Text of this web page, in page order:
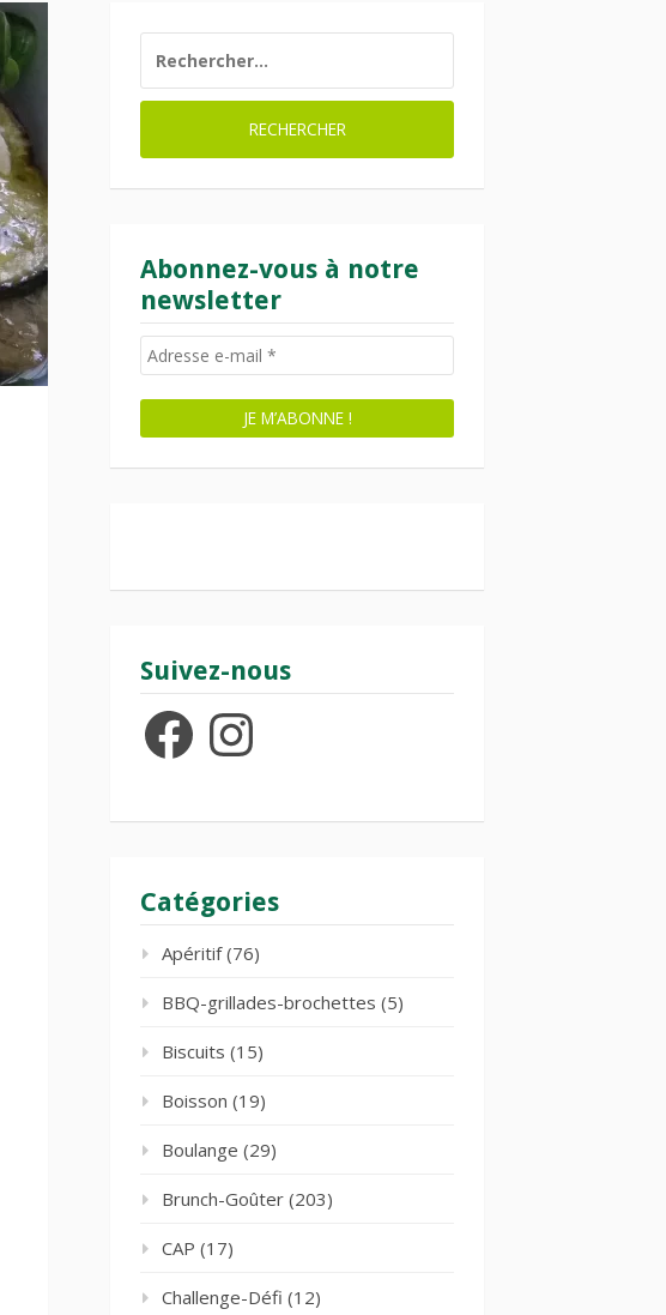
Abonnez-vous à notre
newsletter
Suivez-nous
FacebookInstagram
Catégories
Apéritif(76)
BBQ-grillades-brochettes (5)
Biscuits (15)
Boisson (19)
Boulange (29)
Brunch-Goûter (203)
CAP (17)
Challenge-Défi (12)